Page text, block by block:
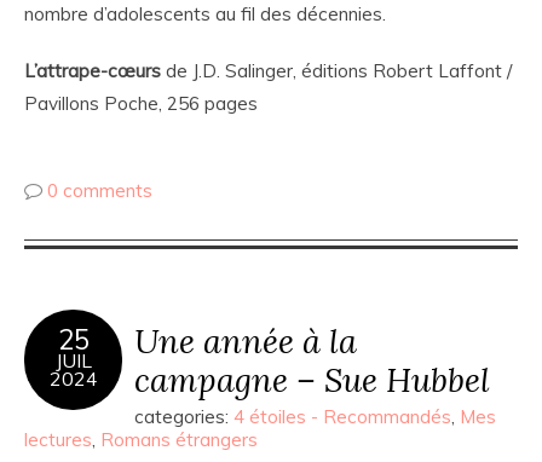
nombre d’adolescents au fil des décennies.
L’attrape-cœurs de J.D. Salinger, éditions Robert Laffont /
Pavillons Poche, 256 pages
0 comments
25
JUIL
2024
Une année à la
campagne – Sue Hubbel
categories: 4 étoiles - Recommandés Mes
lectures Romans étrangers